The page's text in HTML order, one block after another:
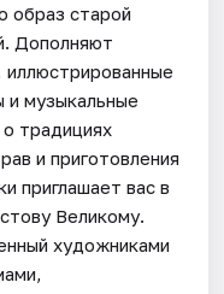
образ старой
Дополняют
иллюстрированные
и музыкальные
традициях
и приготовления
приглашает вас в
Великому.
художниками